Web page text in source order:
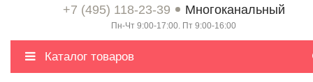
+7 (495) 118-23-39 Многоканальный
Пн-Чт 9:00-17:00. Пт 9:00-16:00
Каталог товаров